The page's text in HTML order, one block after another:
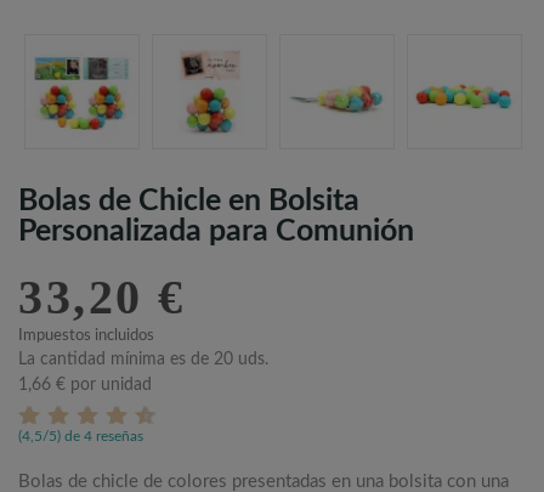
Bolas de Chicle en Bolsita
Personalizada para Comunión
33,20 €
Impuestos incluidos
La cantidad mínima es de 20 uds.
1,66 € por unidad
(4,5/5) de 4 reseñas
Bolas de chicle de colores presentadas en una bolsita con una